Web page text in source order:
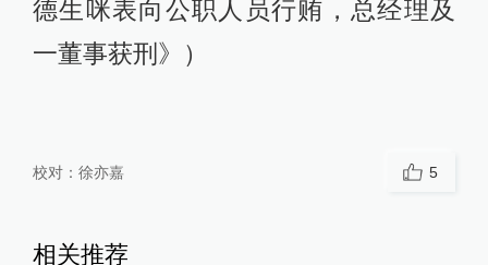
德生咪表向公职人员行贿，总经理及
一董事获刑》）
校对： 徐亦嘉 5
相关推荐